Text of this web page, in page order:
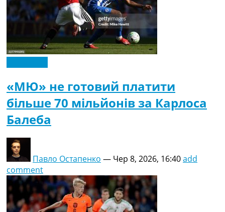
«МЮ» не готовий платити
більше 70 мільйонів за Карлоса
Балеба
Павло Остапенко — Чер 8, 2026, 16:40add
comment